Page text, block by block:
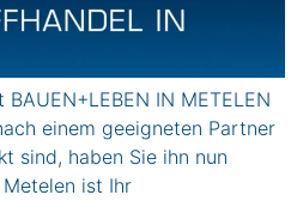
IN METELEN
einem geeigneten Partner
sind, haben Sie ihn nun
ist Ihr